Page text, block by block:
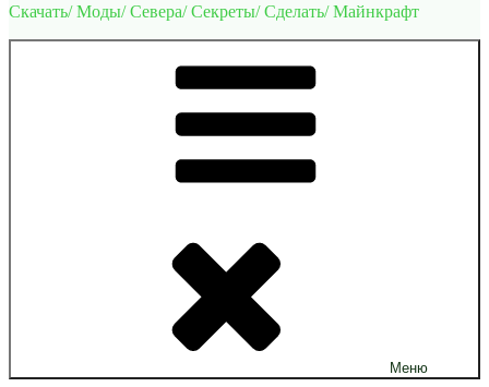
Скачать/ Моды/ Севера/ Секреты/ Сделать/ Майнкрафт
Меню